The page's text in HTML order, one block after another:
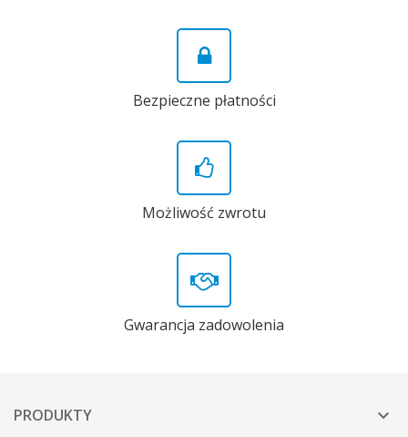
Bezpieczne płatności
Możliwość zwrotu
Gwarancja zadowolenia
PRODUKTY 